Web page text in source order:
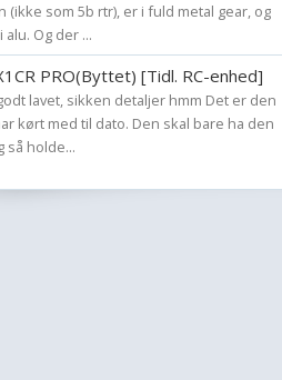
(ikke som 5b rtr), er i fuld metal gear, og
Og der ...
PRO(Byttet) [Tidl. RC-enhed]
lavet, sikken detaljer hmm Det er den
kørt med til dato. Den skal bare ha den
så holde...